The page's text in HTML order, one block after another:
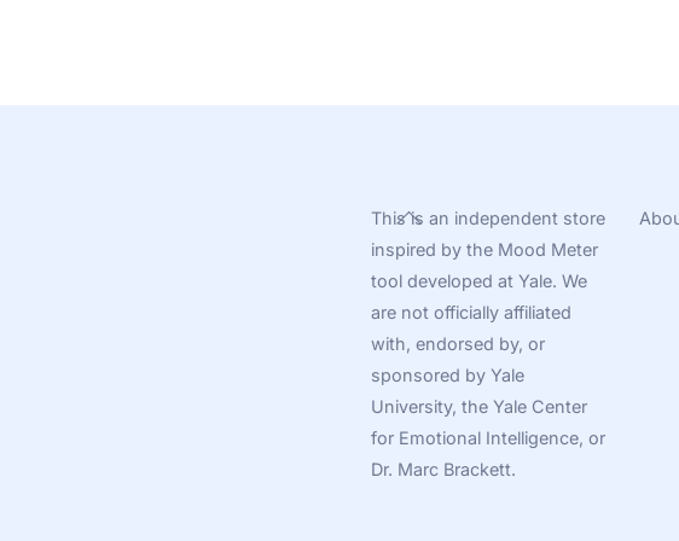
Back
To
Top
This is an independent store
inspired by the Mood Meter
tool developed at Yale. We
are not officially affiliated
with, endorsed by, or
sponsored by Yale
University, the Yale Center
for Emotional Intelligence, or
Dr. Marc Brackett.